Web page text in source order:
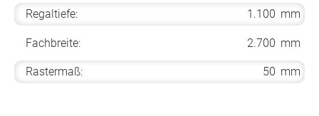
Regaltiefe: 1.100 mm
Fachbreite: 2.700 mm
Rastermaß: 50 mm